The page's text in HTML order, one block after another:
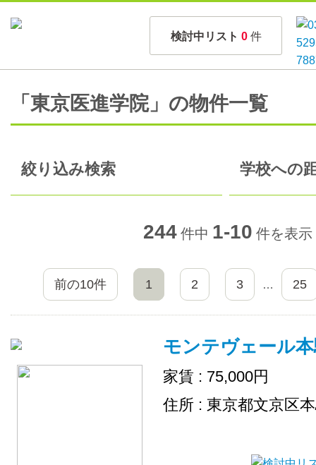
検討中リスト 0 件
「東京医進学院」の物件一覧
絞り込み検索 学校への
244 件中 1-10 件を表示
前の10件 1 2 3 … 25
モンテヴェール
家賃 : 75,000円
住所 : 東京都文京区